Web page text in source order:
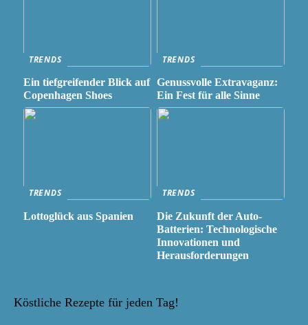
TRENDS
Ein tiefgreifender Blick auf
Copenhagen Shoes
TRENDS
Genussvolle Extravaganz:
Ein Fest für alle Sinne
TRENDS
Lottoglück aus Spanien
TRENDS
Die Zukunft der Auto-
Batterien: Technologische
Innovationen und
Herausforderungen
Köstliche Rezepte für jeden Tag!